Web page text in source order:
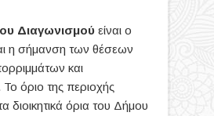
Διαγωνισμού είναι ο
η σήμανση των θέσεων
και
όριο της περιοχής
διοικητικά όρια του Δήμου